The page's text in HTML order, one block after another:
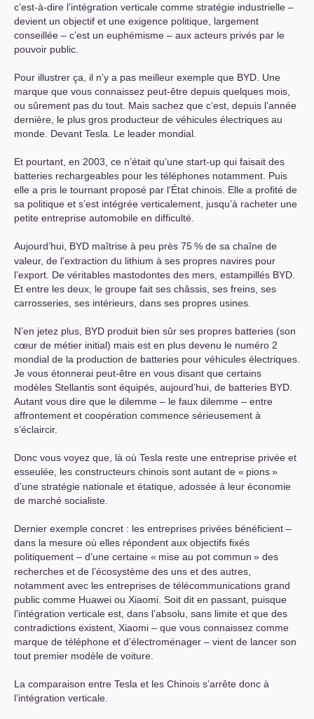
c’est-à-dire l’intégration verticale comme stratégie industrielle –
devient un objectif et une exigence politique, largement
conseillée – c’est un euphémisme – aux acteurs privés par le
pouvoir public.
Pour illustrer ça, il n’y a pas meilleur exemple que BYD . Une
marque que vous connaissez peut-être depuis quelques mois,
ou sûrement pas du tout. Mais sachez que c’est, depuis l’année
dernière, le plus gros producteur de véhicules électriques au
monde. Devant Tesla. Le leader mondial.
Et pourtant, en 2003, ce n’était qu’une start-up qui faisait des
batteries rechargeables pour les téléphones notamment. Puis
elle a pris le tournant proposé par l’État chinois. Elle a profité de
sa politique et s’est intégrée verticalement, jusqu’à racheter une
petite entreprise automobile en difficulté.
Aujourd’hui, BYD maîtrise à peu près 75% de sa chaîne de
valeur, de l’extraction du lithium à ses propres navires pour
l’export. De véritables mastodontes des mers, estampillés BYD
Et entre les deux, le groupe fait ses châssis, ses freins, ses
carrosseries, ses intérieurs, dans ses propres usines.
N’en jetez plus, BYD produit bien sûr ses propres batteries (son
cœur de métier initial) mais est en plus devenu le numéro 2
mondial de la production de batteries pour véhicules électriques.
Je vous étonnerai peut-être en vous disant que certains
modèles Stellantis sont équipés, aujourd’hui, de batteries BYD
Autant vous dire que le dilemme – le faux dilemme – entre
affrontement et coopération commence sérieusement à
s’éclaircir.
Donc vous voyez que, là où Tesla reste une entreprise privée et
esseulée, les constructeurs chinois sont autant de « pions»
d’une stratégie nationale et étatique, adossée à leur économie
de marché socialiste.
Dernier exemple concret : les entreprises privées bénéficient –
dans la mesure où elles répondent aux objectifs fixés
politiquement – d’une certaine « mise au pot commun » des
recherches et de l’écosystème des uns et des autres,
notamment avec les entreprises de télécommunications grand
public comme Huawei ou Xiaomi. Soit dit en passant, puisque
l’intégration verticale est, dans l’absolu, sans limite et que des
contradictions existent, Xiaomi – que vous connaissez comme
marque de téléphone et d’électroménager – vient de lancer son
tout premier modèle de voiture.
La comparaison entre Tesla et les Chinois s’arrête donc à
l’intégration verticale.